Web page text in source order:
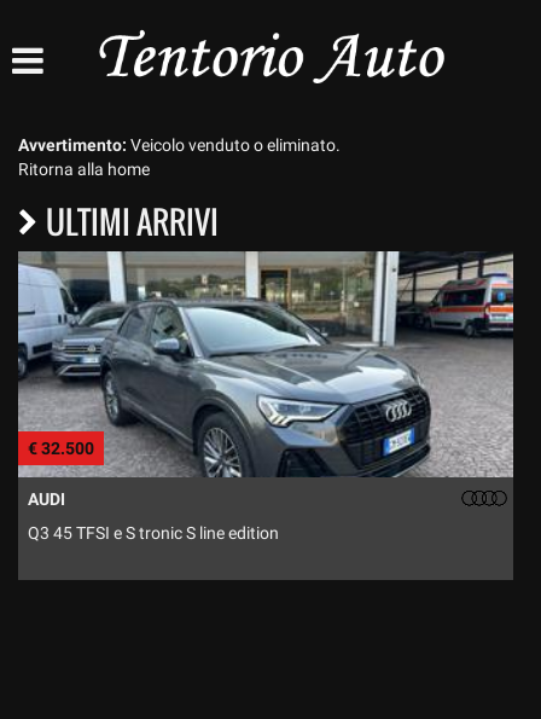
LISTA VEICOLI
ASSISTENZA
CONTATTI
Avvertimento: Veicolo venduto o eliminato.
Ritorna alla home
ULTIMI ARRIVI
€ 32.500
AUDI
Q3 45 TFSI e S tronic S line edition